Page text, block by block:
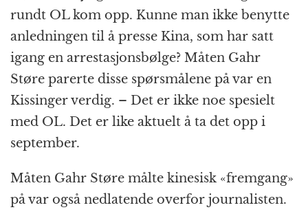
rundt OL kom opp. Kunne man ikke benytte
anledningen til å presse Kina, som har satt
igang en arrestasjonsbølge? Måten Gahr
Støre parerte disse spørsmålene på var en
Kissinger verdig. – Det er ikke noe spesielt
med OL. Det er like aktuelt å ta det opp i
september.
Måten Gahr Støre målte kinesisk «fremgang»
på var også nedlatende overfor journalisten.